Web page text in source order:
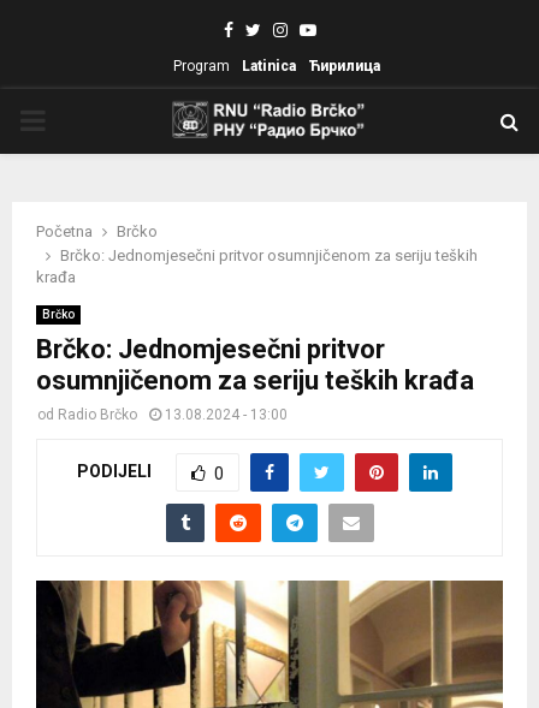
Facebook
TwitterInstagram
Youtube
Program Latinica Ћирилица
Početna
Brčko
Brčko: Jednomjesečni pritvor osumnjičenom za seriju teških
krađa
Brčko
Brčko: Jednomjesečni pritvor
osumnjičenom za seriju teških krađa
od Radio Brčko 13.08.2024 - 13:00
PODIJELI 0